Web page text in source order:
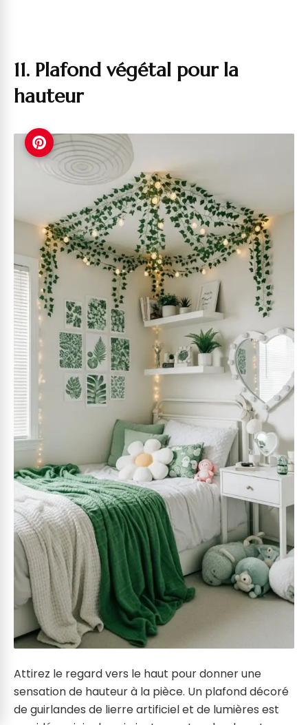
11. Plafond végétal pour la
hauteur
Attirez le regard vers le haut pour donner une
sensation de hauteur à la pièce. Un plafond décoré
de guirlandes de lierre artificiel et de lumières est